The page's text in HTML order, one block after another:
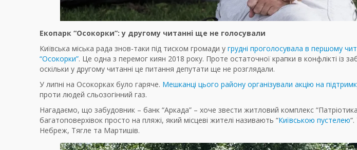
Екопарк “Осокорки”: у другому читанні ще не голосували
Київська міська рада знов-таки під тиском громади у грудні проголосувала в першому
“Осокорки”. Це одна з перемог киян 2018 року. Проте остаточної крапки в конфлікті із
оскільки у другому читанні це питання депутати ще не розглядали.
У липні на Осокорках було гаряче. Мешканці цього району організували акцію на
проти людей сльозогінний газ.
Нагадаємо, що забудовник – банк “Аркада” – хоче звести житловий комплекс
багатоповерхівок просто на пляжі, який місцеві жителі називають “Київською пустелею
Небреж, Тягле та Мартишів.